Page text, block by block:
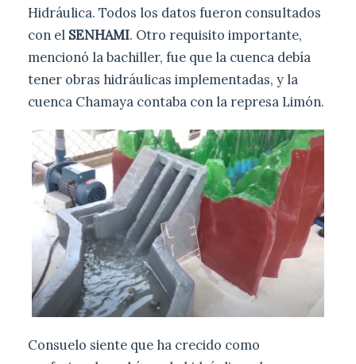
Hidráulica. Todos los datos fueron consultados
con el SENHAMI. Otro requisito importante,
mencionó la bachiller, fue que la cuenca debía
tener obras hidráulicas implementadas, y la
cuenca Chamaya contaba con la represa Limón.
Consuelo siente que ha crecido como